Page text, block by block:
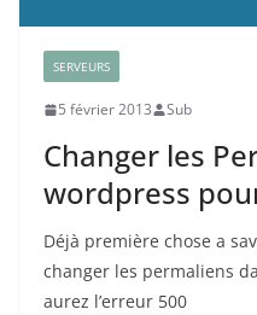
SERVEURS
5 février 2013 Sub
Changer les
wordpress
Déjà première chose a
changer les permaliens
aurez l’erreur 500